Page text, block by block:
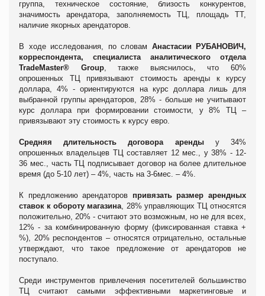
группа, техническое состояние, близость конкурентов,
значимость арендатора, заполняемость ТЦ, площадь ТТ,
наличие якорных арендаторов.
В ходе исследования, по словам Анастасии РУБАНОВИЧ,
корреспондента, специалиста аналитического отдела
TradeMaster® Group, также выяснилось, что60%
опрошенных ТЦ привязывают стоимость аренды к курсу
доллара, 4% - ориентируются на курс доллара лишь для
выбранной группы арендаторов, 28% - больше не учитывают
курс доллара при формировании стоимости, у 8% ТЦ –
привязывают эту стоимость к курсу евро.
Средняя длительность договора арендыу 34%
опрошенных владельцев ТЦ составляет 12 мес., у 38% - 12-
36 мес., часть ТЦ подписывает договор на более длительное
время (до 5-10 лет) – 4%, часть на 3-6мес. – 4%.
К предложению арендаторов привязать размер арендных
ставок к обороту магазина , 28% управляющих ТЦ относятся
положительно, 20% - считают это возможным, но не для всех,
12% - за комбинированную форму (фиксированная ставка +
%), 20% респондентов – относятся отрицательно, остальные
утверждают, что такое предложение от арендаторов не
поступало.
Среди инструментов привлечения посетителей большинство
ТЦ считают самыми эффективными маркетинговые и